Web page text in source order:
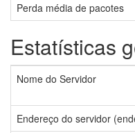
Perda média de pacotes
Estatísticas
Nome do Servidor
Endereço do servidor